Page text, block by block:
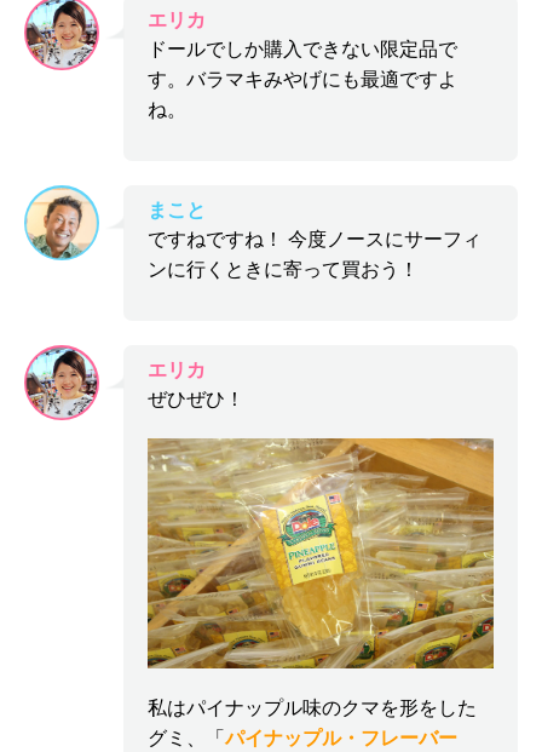
エリカ
ドールでしか購入できない限定品で
す。バラマキみやげにも最適ですよ
ね。
まこと
ですねですね！ 今度ノースにサーフィ
ンに行くときに寄って買おう！
エリカ
ぜひぜひ！
私はパイナップル味のクマを形をした
グミ、「パイナップル・フレーバー